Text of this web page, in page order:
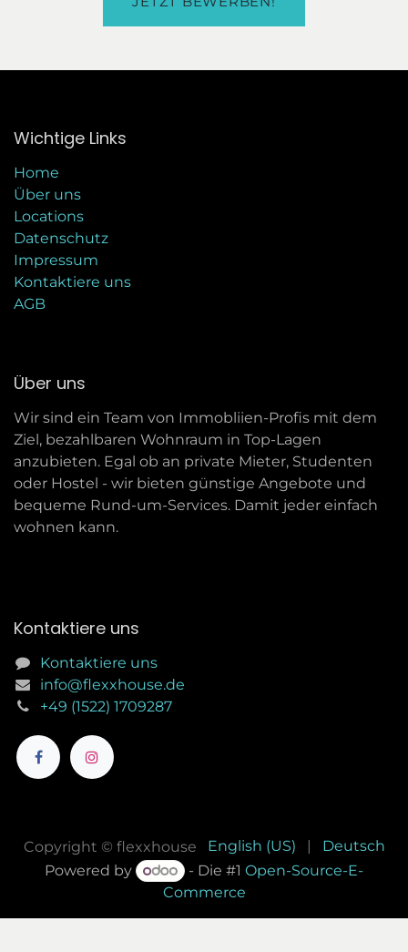
Wichtige Links
Home
Über uns
Locations
Datenschutz
Impressum
Kontaktiere uns
AGB
Über uns
Wir sind ein Team von Immobliien-Profis mit dem
Ziel, bezahlbaren Wohnraum in Top-Lagen
anzubieten. Egal ob an private Mieter, Studenten
oder Hostel - wir bieten günstige Angebote und
bequeme Rund-um-Services. Damit jeder einfach
wohnen kann.
Kontaktiere uns
Kontaktiere uns
info@flexxhouse.de
+49 (1522) 1709287
Copyright © flexxhouse English (US) |
Deutsch
Powered by
- Die #1Open-Source-E-
Commerce